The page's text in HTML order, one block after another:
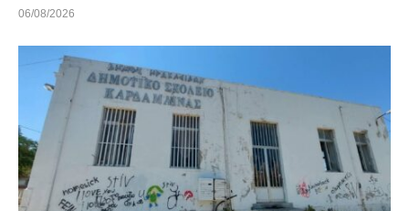
06/08/2026